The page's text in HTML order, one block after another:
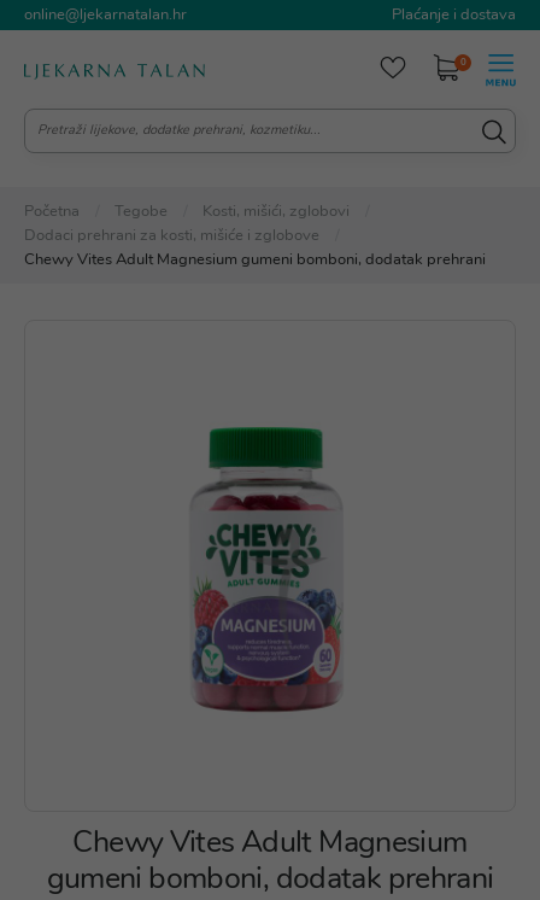
online@ljekarnatalan.hr Plaćanje i dostava
0
Početna Tegobe
Kosti, mišići, zglobovi
Dodaci prehrani za kosti, mišiće i zglobove
Chewy Vites Adult Magnesium gumeni bomboni, dodatak prehrani
Chewy Vites Adult Magnesium
gumeni bomboni, dodatak prehrani